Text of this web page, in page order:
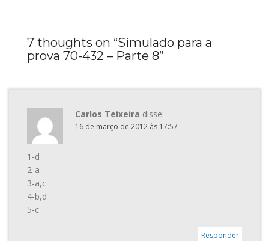
7 thoughts on “Simulado para a
prova 70-432 – Parte 8”
Carlos Teixeira disse:
16 de março de 2012 às 17:57
1-d
2-a
3-a,c
4-b,d
5-c
Responder